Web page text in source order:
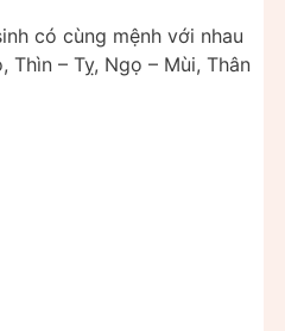
có cùng mệnh với nhau
Thìn – Tỵ, Ngọ – Mùi, Thân